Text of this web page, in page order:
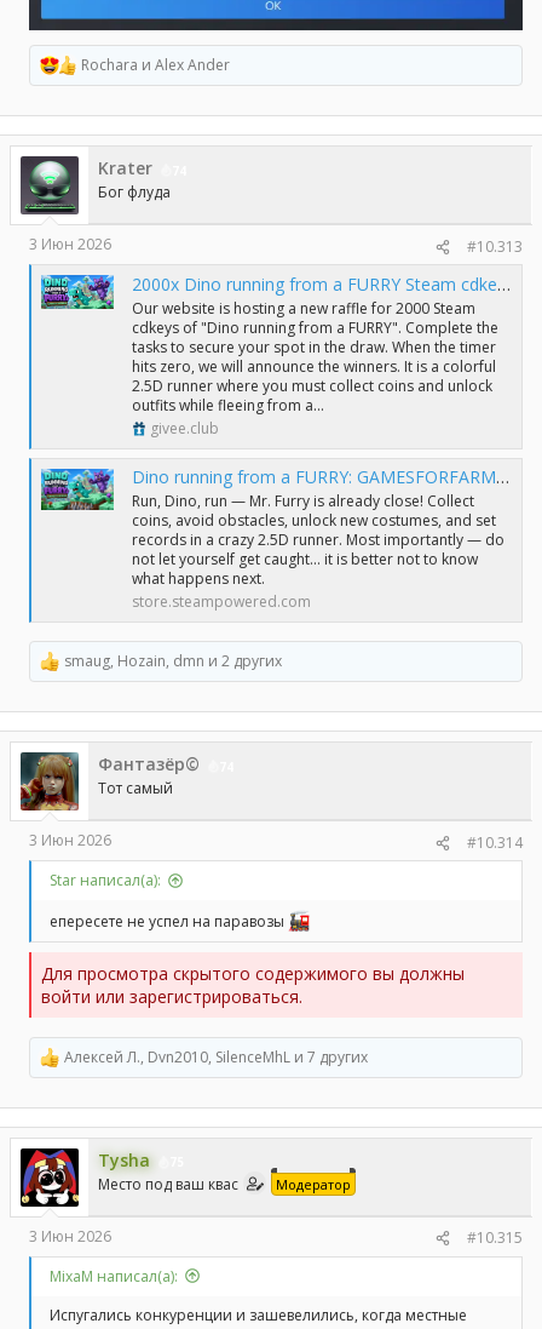
Р
е
а
к
ц
и
и
:
Rochara и Alex Ander
Krater
Бог флуда
3 Июн 2026 #10.313
2000x Dino running from a FURRY Steam cdkeys raffle
Our website is hosting a new raffle for 2000 Steam
cdkeys of "Dino running from a FURRY". Complete the
tasks to secure your spot in the draw. When the timer
hits zero, we will announce the winners. It is a colorful
2.5D runner where you must collect coins and unlock
outfits while fleeing from a...
givee.club
Dino running from a FURRY: GAMESFORFARM on Steam
Run, Dino, run — Mr. Furry is already close! Collect
coins, avoid obstacles, unlock new costumes, and set
records in a crazy 2.5D runner. Most importantly — do
not let yourself get caught… it is better not to know
what happens next.
store.steampowered.com
Р
е
а
к
ц
и
и
:
smaug, Hozain, dmn и 2 других
Фантазёр©
Тот самый
3 Июн 2026
#10.314
Star написал(а):
епересете не успел на паравозы
Для просмотра скрытого содержимого вы должны
войти или зарегистрироваться.
Р
е
а
к
ц
и
и
:
Алексей Л., Dvn2010, SilenceMhL и 7 других
Tysha
Место под ваш квас Модератор
3 Июн 2026
#10.315
MixaM написал(а):
Испугались конкуренции и зашевелились, когда местные